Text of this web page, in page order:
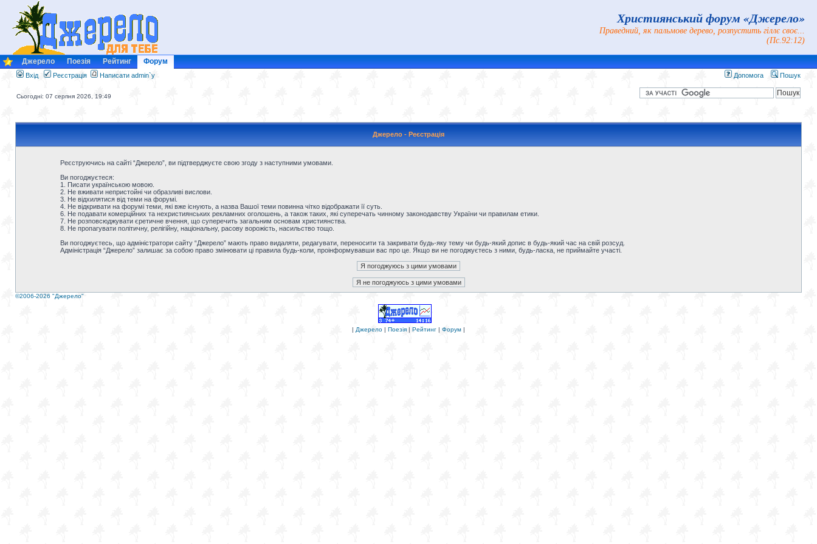
Християнський форум «Джерело»
Праведний, як пальмове дерево, розпустить гіллє своє...
(Пс.92:12)
Джерело Поезія Рейтинг Форум
Вхід Реєстрація Написати admin`у Допомога Пошук
Сьогодні: 07 серпня 2026, 19:49
Джерело - Реєстрація
Реєструючись на сайті “Джерело”, ви підтверджуєте свою згоду з наступними умовами.
Ви погоджуєтеся:
1. Писати українською мовою.
2. Не вживати непристойні чи образливі вислови.
3. Не відхилятися від теми на форумі.
4. Не відкривати на форумі теми, які вже існують, а назва Вашої теми повинна чітко відображати її суть.
6. Не подавати комерційних та нехристиянських рекламних оголошень, а також таких, які суперечать чинному законодавству України чи правилам етики.
7. Не розповсюджувати єретичне вчення, що суперечить загальним основам християнства.
8. Не пропагувати політичну, релігійну, національну, расову ворожість, насильство тощо.
Ви погоджуєтесь, що адміністратори сайту “Джерело” мають право видаляти, редагувати, переносити та закривати будь-яку тему чи будь-який допис в будь-який час на свій розсуд.
Адміністрація “Джерело” залишає за собою право змінювати ці правила будь-коли, проінформувавши вас про це. Якщо ви не погоджуєтесь з ними, будь-ласка, не приймайте участі.
©2006-2026 "Джерело"
| Джерело | Поезія | Рейтинг | Форум |